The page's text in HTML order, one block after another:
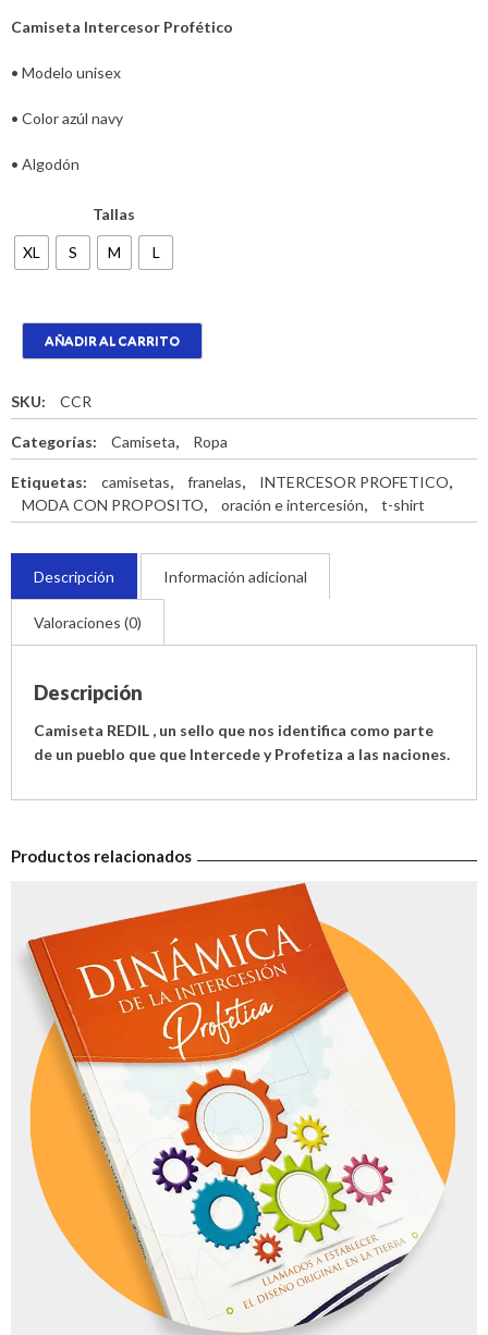
Camiseta Intercesor Profético
• Modelo unisex
• Color azúl navy
• Algodón
Tallas
XL S M L
CAMISETA
COORPORATIVA
cantidad
AÑADIR AL CARRITO
SKU: CCR
Categorías: Camiseta, Ropa
Etiquetas: camisetas, franelas, INTERCESOR PROFETICO,
MODA CON PROPOSITO, oración e intercesión, t-shirt
Descripción Información adicional
Valoraciones (0)
Descripción
Camiseta REDIL , un sello que nos identifica como parte
de un pueblo que que Intercede y Profetiza a las naciones.
Productos relacionados